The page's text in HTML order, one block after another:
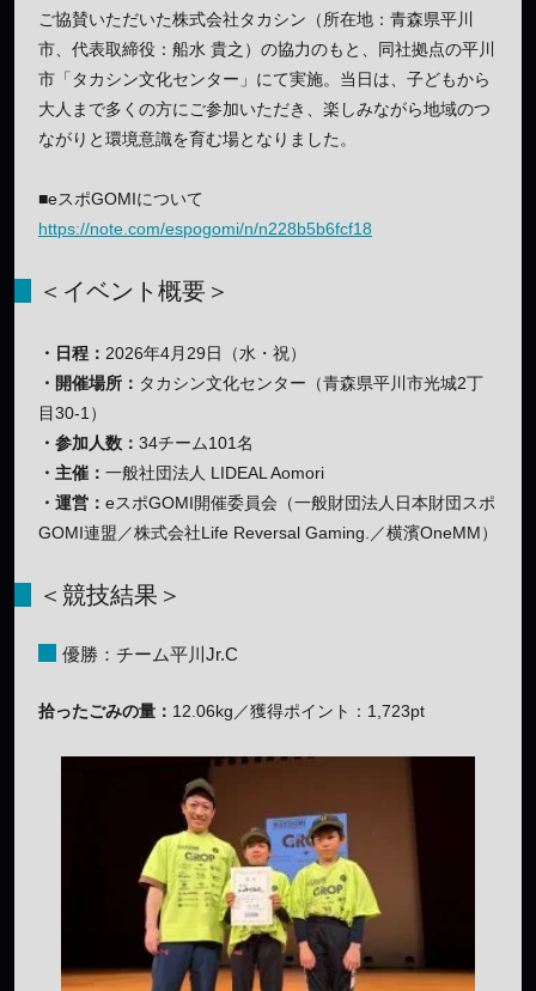
ご協賛いただいた株式会社タカシン（所在地：青森県平川
市、代表取締役：船水 貴之）の協力のもと、同社拠点の平川
市「タカシン文化センター」にて実施。当日は、子どもから
大人まで多くの方にご参加いただき、楽しみながら地域のつ
ながりと環境意識を育む場となりました。
■eスポGOMIについて
https://note.com/espogomi/n/n228b5b6fcf18
＜イベント概要＞
・日程： 2026年4月29日（水・祝）
・開催場所： タカシン文化センター（青森県平川市光城2丁
目30-1）
・参加人数： 34チーム101名
・主催： 一般社団法人 LIDEAL Aomori
・運営： eスポGOMI開催委員会（一般財団法人日本財団スポ
GOMI連盟／株式会社Life Reversal Gaming.／横濱OneMM）
＜競技結果＞
優勝：チーム平川Jr.C
拾ったごみの量： 12.06kg／獲得ポイント：1,723pt